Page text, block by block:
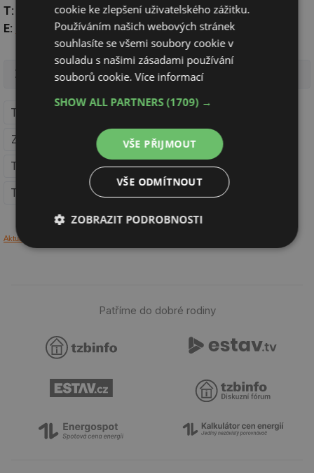
T:
+420 735 700 770
E:
info@chytrapena.cz
Zařazení v Katalogu firem a výrobků
Tepelné izolace z pěnového polyuretanu (PU)
Zateplovací systémy vnitřní
Tepelné izolace potrubí pro vytápění a vodu
Tepelné izolace armatur pro vytápění a vodu
Aktualizovat údaje
Patříme do dobré rodiny
cookie ke zlepšení uživatelského zážitku.
Používáním našich webových stránek
souhlasíte se všemi soubory cookie v
souladu s našimi zásadami používání
souborů cookie.Více informací
SHOW ALL PARTNERS(1709) →
VŠE PŘIJMOUT
VŠE ODMÍTNOUT
ZOBRAZIT PODROBNOSTI
Nezbytně
Výkonové
Soubory
soubory
Nezbytně nutné soubory
Výkonové soubory